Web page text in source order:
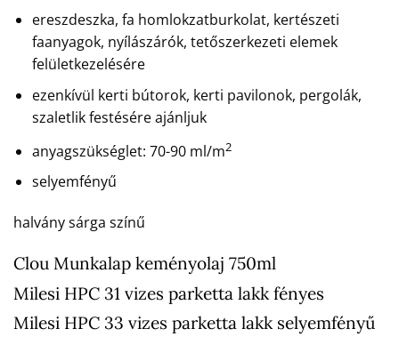
ereszdeszka, fa homlokzatburkolat, kertészeti
faanyagok, nyílászárók, tetőszerkezeti elemek
felületkezelésére
ezenkívül kerti bútorok, kerti pavilonok, pergolák,
szaletlik festésére ajánljuk
anyagszükséglet: 70-90 ml/m2
selyemfényű
halvány sárga színű
Clou Munkalap keményolaj 750ml
Milesi HPC 31 vizes parketta lakk fényes
Milesi HPC 33 vizes parketta lakk selyemfényű